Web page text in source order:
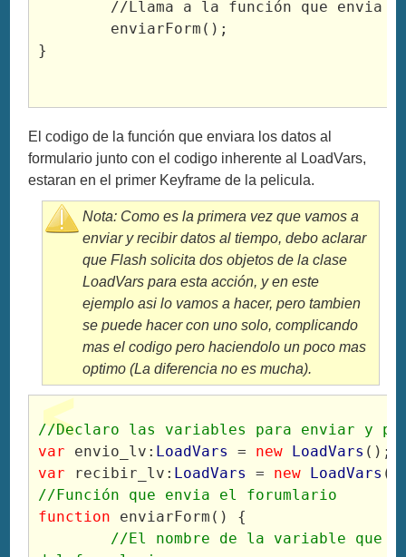
}
El codigo de la función que enviara los datos al
formulario junto con el codigo inherente al LoadVars,
estaran en el primer Keyframe de la pelicula.
Nota: Como es la primera vez que vamos a
enviar y recibir datos al tiempo, debo aclarar
que Flash solicita dos objetos de la clase
LoadVars para esta acción, y en este
ejemplo asi lo vamos a hacer, pero tambien
se puede hacer con uno solo, complicando
mas el codigo pero haciendolo un poco mas
optimo (La diferencia no es mucha).
//Declaro las variables para enviar y
var envio_lv: LoadVars = new LoadVars
var recibir_lv: LoadVars = new LoadVars
//Función que envia el forumlario
function enviarForm() {
//El nombre de la variable que